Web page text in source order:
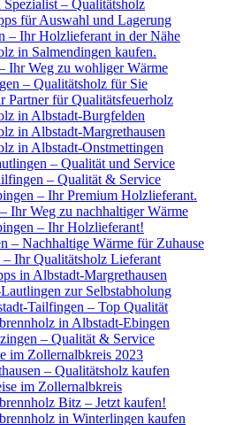
– Qualitätsholz
für Auswahl und Lagerung
– Ihr Holzlieferant in der Nähe
in Salmendingen kaufen.
Ihr Weg zu wohliger Wärme
– Qualitätsholz für Sie
Partner für Qualitätsfeuerholz
in Albstadt-Burgfelden
in Albstadt-Margrethausen
in Albstadt-Onstmettingen
– Qualität und Service
– Qualität & Service
– Ihr Premium Holzlieferant.
Ihr Weg zu nachhaltiger Wärme
– Ihr Holzlieferant!
– Nachhaltige Wärme für Zuhause
Ihr Qualitätsholz Lieferant
in Albstadt-Margrethausen
zur Selbstabholung
Tailfingen – Top Qualität
in Albstadt-Ebingen
– Qualität & Service
im Zollernalbkreis 2023
– Qualitätsholz kaufen
im Zollernalbkreis
Bitz – Jetzt kaufen!
in Winterlingen kaufen